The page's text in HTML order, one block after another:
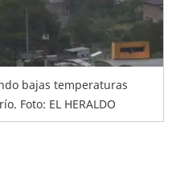
bajas temperaturas
Foto: EL HERALDO